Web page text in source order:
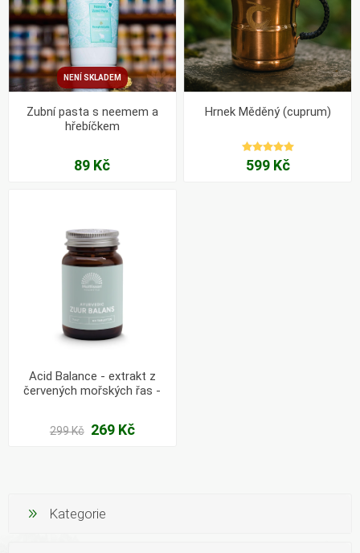
NENÍ SKLADEM
Zubní pasta s neemem a
hřebíčkem
89 Kč
Hrnek Měděný (cuprum)
599 Kč
Acid Balance - extrakt z
červených mořských řas -
299 Kč 269 Kč
Kategorie